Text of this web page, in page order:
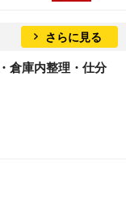
さらに見る
倉庫内整理・仕分